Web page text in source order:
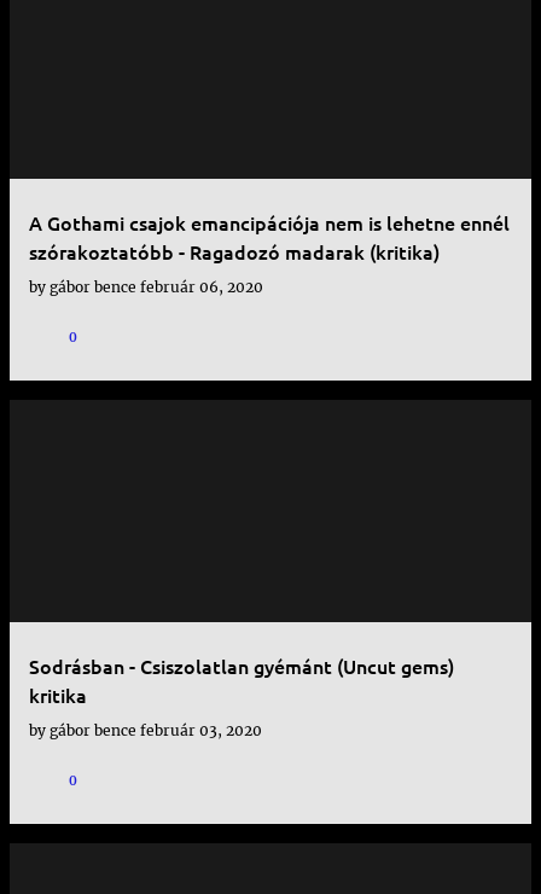
A Gothami csajok emancipációja nem is lehetne ennél
szórakoztatóbb - Ragadozó madarak (kritika)
by gábor bence február 06, 2020
0
Sodrásban - Csiszolatlan gyémánt (Uncut gems)
kritika
by gábor bence február 03, 2020
0